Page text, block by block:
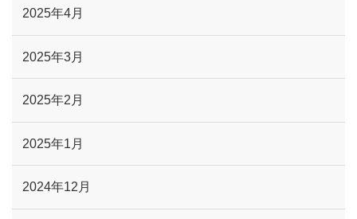
2025年4月
2025年3月
2025年2月
2025年1月
2024年12月